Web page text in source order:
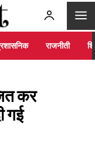
राजनीती
कर
गई